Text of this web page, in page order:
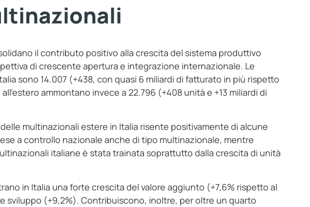
il contributo positivo alla crescita del sistema produttivo
di crescente apertura e integrazione internazionale. Le
sono 14.007 (+438, con quasi 6 miliardi di fatturato in più rispetto
ammontano invece a 22.796 (+408 unità e +13 miliardi di
delle multinazionali estere in Italia risente positivamente di alcune
a controllo nazionale anche di tipo multinazionale, mentre
italiane è stata trainata soprattutto dalla crescita di unità
in Italia una forte crescita del valore aggiunto (+7,6% rispetto al
sviluppo (+9,2%). Contribuiscono, inoltre, per oltre un quarto